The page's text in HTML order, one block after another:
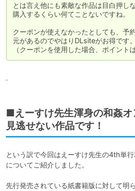
とは言え他にも素敵な作品は目白押し
購入するくらい何てことないですね。
クーポンが使えなかったとしても、予
元があるのでやはりDLsiteがお得です。
（クーポンを使用した場合、ポイント
.
■えーすけ先生渾身の和姦
見逃せない作品です！
という訳で今回はえーすけ先生の4th単行
についてご紹介しました。
先行発売されている紙書籍版に対して明